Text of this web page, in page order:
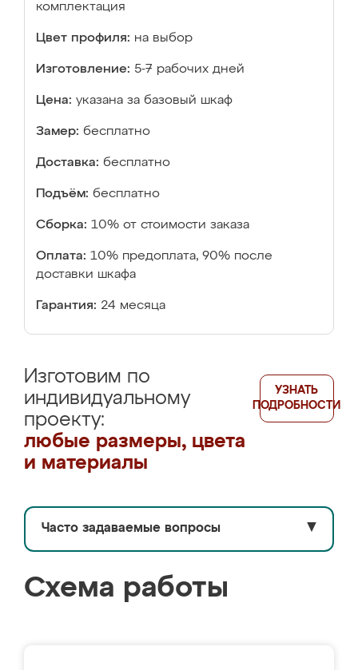
комплектация
Цвет профиля: на выбор
Изготовление: 5-7 рабочих дней
Цена: указана за базовый шкаф
Замер: бесплатно
Доставка: бесплатно
Подъём: бесплатно
Сборка: 10% от стоимости заказа
Оплата: 10% предоплата, 90% после
доставки шкафа
Гарантия: 24 месяца
Изготовим по
индивидуальному
проекту:
любые размеры, цвета
и материалы
УЗНАТЬ
ПОДРОБНОСТИ
Часто задаваемые вопросы ▼
Схема работы